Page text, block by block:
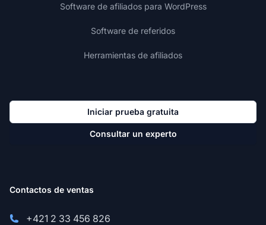
Software de afiliados para WordPress
Software de referidos
Herramientas de afiliados
Iniciar prueba gratuita
Consultar un experto
Contactos de ventas
+421 2 33 456 826